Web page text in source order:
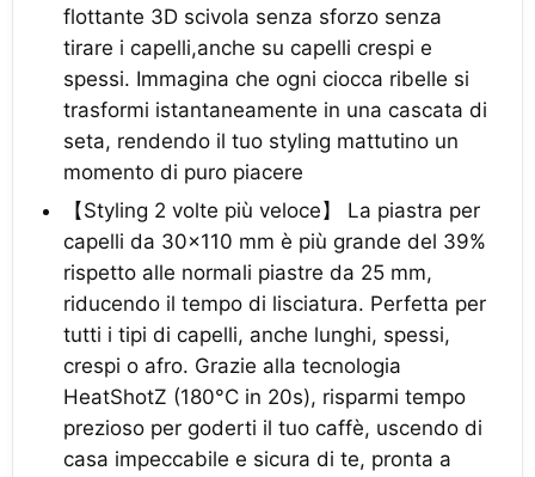
flottante 3D scivola senza sforzo senza
tirare i capelli,anche su capelli crespi e
spessi. Immagina che ogni ciocca ribelle si
trasformi istantaneamente in una cascata di
seta, rendendo il tuo styling mattutino un
momento di puro piacere
【Styling 2 volte più veloce】 La piastra per
capelli da 30×110 mm è più grande del 39%
rispetto alle normali piastre da 25 mm,
riducendo il tempo di lisciatura. Perfetta per
tutti i tipi di capelli, anche lunghi, spessi,
crespi o afro. Grazie alla tecnologia
HeatShotZ (180°C in 20s), risparmi tempo
prezioso per goderti il tuo caffè, uscendo di
casa impeccabile e sicura di te, pronta a